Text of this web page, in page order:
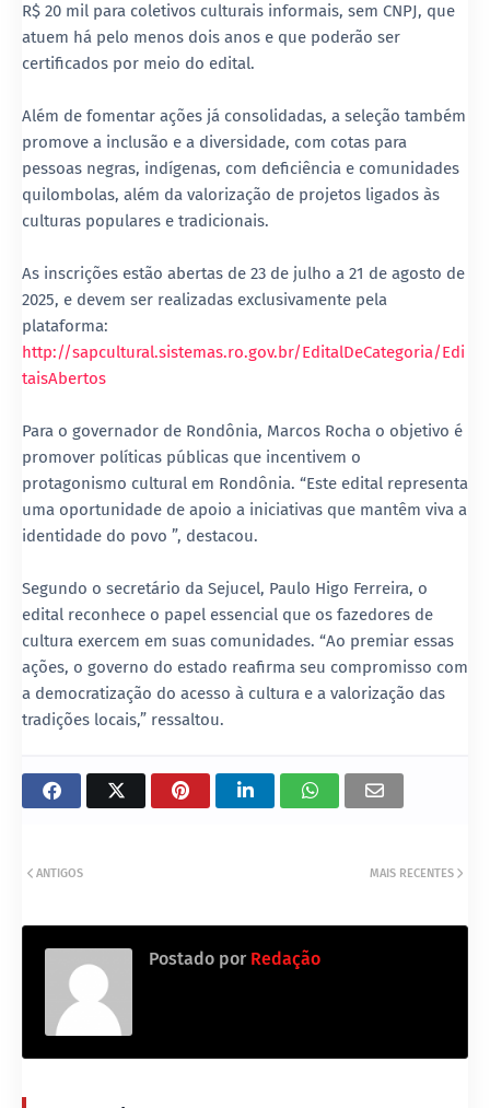
R$ 20 mil para coletivos culturais informais, sem CNPJ, que
atuem há pelo menos dois anos e que poderão ser
certificados por meio do edital.
Além de fomentar ações já consolidadas, a seleção também
promove a inclusão e a diversidade, com cotas para
pessoas negras, indígenas, com deficiência e comunidades
quilombolas, além da valorização de projetos ligados às
culturas populares e tradicionais.
As inscrições estão abertas de 23 de julho a 21 de agosto de
2025, e devem ser realizadas exclusivamente pela
plataforma:
http://sapcultural.sistemas.ro.gov.br/EditalDeCategoria/Edi
taisAbertos
Para o governador de Rondônia, Marcos Rocha o objetivo é
promover políticas públicas que incentivem o
protagonismo cultural em Rondônia. “Este edital representa
uma oportunidade de apoio a iniciativas que mantêm viva a
identidade do povo ”, destacou.
Segundo o secretário da Sejucel, Paulo Higo Ferreira, o
edital reconhece o papel essencial que os fazedores de
cultura exercem em suas comunidades. “Ao premiar essas
ações, o governo do estado reafirma seu compromisso com
a democratização do acesso à cultura e a valorização das
tradições locais,” ressaltou.
MAIS RECENTES
ANTIGOS
Postado por Redação